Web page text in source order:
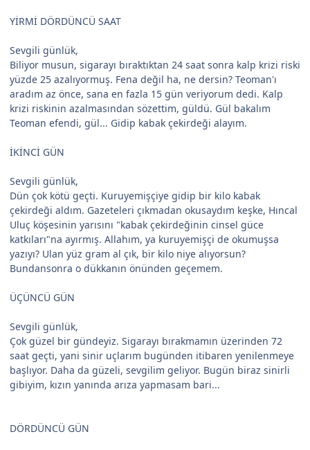
YİRMİ DÖRDÜNCÜ SAAT
Sevgili günlük,
Biliyor musun, sigarayı bıraktıktan 24 saat sonra kalp krizi riski
yüzde 25 azalıyormuş. Fena değil ha, ne dersin? Teoman'ı
aradım az önce, sana en fazla 15 gün veriyorum dedi. Kalp
krizi riskinin azalmasından sözettim, güldü. Gül bakalım
Teoman efendi, gül... Gidip kabak çekirdeği alayım.
İKİNCİ GÜN
Sevgili günlük,
Dün çok kötü geçti. Kuruyemişçiye gidip bir kilo kabak
çekirdeği aldım. Gazeteleri çıkmadan okusaydım keşke, Hıncal
Uluç köşesinin yarısını "kabak çekirdeğinin cinsel güce
katkıları"na ayırmış. Allahım, ya kuruyemişçi de okumuşsa
yazıyı? Ulan yüz gram al çık, bir kilo niye alıyorsun?
Bundansonra o dükkanın önünden geçemem.
ÜÇÜNCÜ GÜN
Sevgili günlük,
Çok güzel bir gündeyiz. Sigarayı bırakmamın üzerinden 72
saat geçti, yani sinir uçlarım bugünden itibaren yenilenmeye
başlıyor. Daha da güzeli, sevgilim geliyor. Bugün biraz sinirli
gibiyim, kızın yanında arıza yapmasam bari...
DÖRDÜNCÜ GÜN